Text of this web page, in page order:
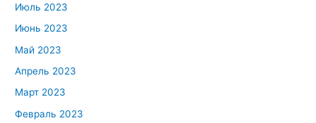
Июль 2023
Июнь 2023
Май 2023
Апрель 2023
Март 2023
Февраль 2023